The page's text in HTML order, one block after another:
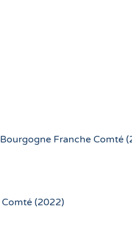
Franche Comté
(2022)